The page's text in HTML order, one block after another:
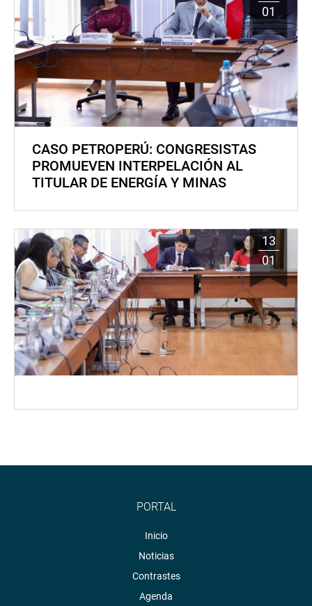
01
CASO PETROPERÚ: CONGRESISTAS
PROMUEVEN INTERPELACIÓN AL
TITULAR DE ENERGÍA Y MINAS
13
01
PORTAL
Inicio
Noticias
Contrastes
Agenda